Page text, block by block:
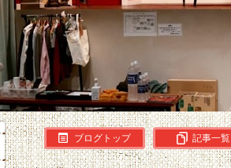
ブログトップ 記事一覧